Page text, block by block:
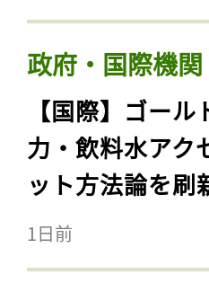
政府・国際機関
【国際】ゴー
力・飲料水アク
ット方法論を刷
1日前